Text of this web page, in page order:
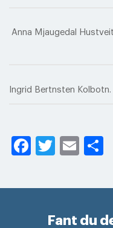
Anna Mjaugedal
Ingrid Bertnsten
Facebook
Twitter
Fant du